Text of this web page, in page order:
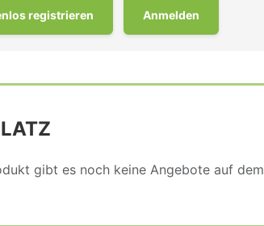
registrieren Anmelden
gibt es noch keine Angebote auf dem